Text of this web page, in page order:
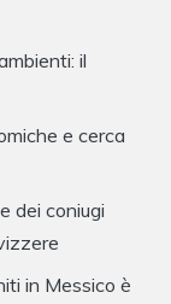
il
e cerca
dei coniugi
in Messico è